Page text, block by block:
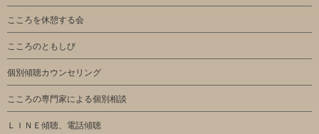
こころを休憩する会
こころのともしび
個別傾聴カウンセリング
こころの専門家による個別相談
ＬＩＮＥ傾聴、電話傾聴